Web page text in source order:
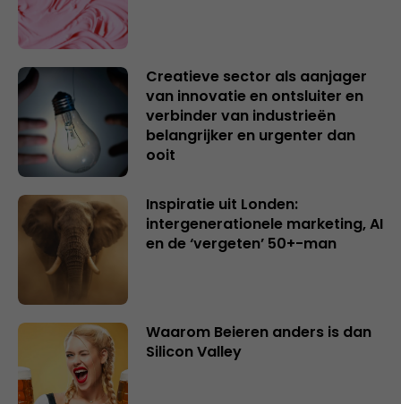
Creatieve sector als aanjager
van innovatie en ontsluiter en
verbinder van industrieën
belangrijker en urgenter dan
ooit
Inspiratie uit Londen:
intergenerationele marketing, AI
en de ‘vergeten’ 50+-man
Waarom Beieren anders is dan
Silicon Valley